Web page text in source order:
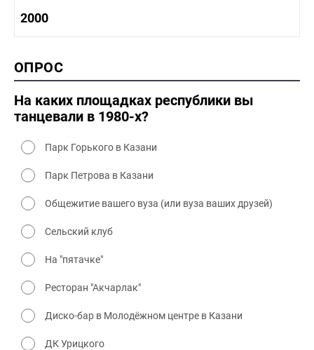
1980-1990 культура
1990-2000 культура
2000
2000 промышленность
2000 культура
ОПРОС
На каких площадках республики вы
танцевали в 1980-х?
Парк Горького в Казани
Парк Петрова в Казани
Общежитие вашего вуза (или вуза ваших друзей)
Сельский клуб
На "пятачке"
Ресторан "Акчарлак"
Диско-бар в Молодёжном центре в Казани
ДК Урицкого